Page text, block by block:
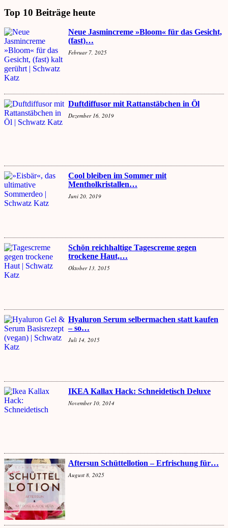
Top 10 Beiträge heute
Neue Jasmincreme »Bloom« für das Gesicht,
(fast)…
Februar 7, 2025
Duftdiffusor mit Rattanstäbchen in Öl
Dezember 16, 2019
Cool bleiben im Sommer mit
Mentholkristallen…
Juni 20, 2019
Schön reichhaltige Tagescreme gegen
trockene Haut,…
Oktober 13, 2015
Hyaluron Serum selbermachen statt kaufen
– so…
Juli 14, 2015
IKEA Kallax Hack: Schneidetisch Deluxe
November 10, 2014
Aftersun Schüttellotion – Erfrischung für…
August 8, 2025